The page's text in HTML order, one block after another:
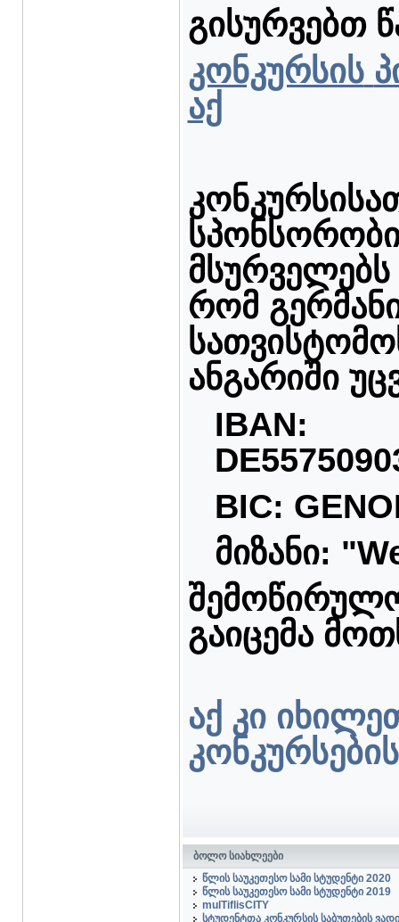
გისურვებთ
კონკურსის
აქ
მსურველებს
რომ
ანგარიში
IBAN:
BIC:
მიზანი: "
გაიცემა
აქ კი
ბოლო სიახლეები
წლის საუკეთესო სამი სტუდენტი 2020
წლის საუკეთესო სამი სტუდენტი 2019
mulTiflisCITY
სტუდენტთა კონკურსის საბუთების